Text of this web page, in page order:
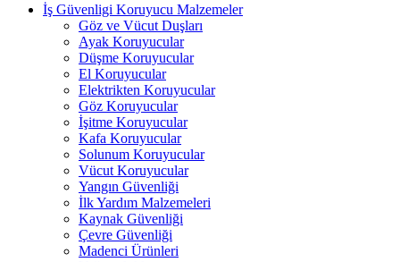
İş Güvenligi Koruyucu Malzemeler
Göz ve Vücut Duşları
Ayak Koruyucular
Düşme Koruyucular
El Koruyucular
Elektrikten Koruyucular
Göz Koruyucular
İşitme Koruyucular
Kafa Koruyucular
Solunum Koruyucular
Vücut Koruyucular
Yangın Güvenliği
İlk Yardım Malzemeleri
Kaynak Güvenliği
Çevre Güvenliği
Madenci Ürünleri